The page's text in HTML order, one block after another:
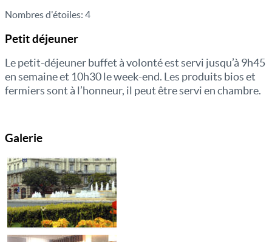
Nombres d'étoiles: 4
Petit déjeuner
Le petit-déjeuner buffet à volonté est servi jusqu’à 9h45
en semaine et 10h30 le week-end. Les produits bios et
fermiers sont à l’honneur, il peut être servi en chambre.
Galerie